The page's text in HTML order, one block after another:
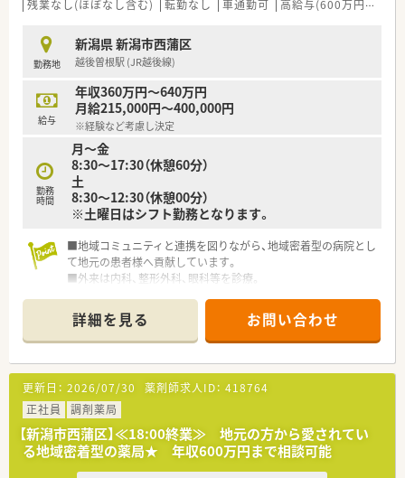
残業なし(ほぼなし含む) 転勤なし 車通勤可 高給与(600万円以上)
勤務地
新潟県 新潟市西蒲区
越後曽根駅 (JR越後線)
給与
年収360万円～640万円
月給215,000円～400,000円
※経験など考慮し決定
勤務
時間
月～金
8:30～17:30（休憩60分）
土
8:30～12:30（休憩00分）
※土曜日はシフト勤務となります。
■地域コミュニティと連携を図りながら、地域密着型の病院とし
て地元の患者様へ貢献しています。
■外来は内科、整形外科、眼科等を診療。
営しています。
詳細を見る お問い合わせ
更新日： 2026/07/30 薬剤師求人ID： 418764
正社員
調剤薬局
【新潟市西蒲区】≪18:00終業≫ 地元の方から愛されてい
る地域密着型の薬局★ 年収600万円まで相談可能